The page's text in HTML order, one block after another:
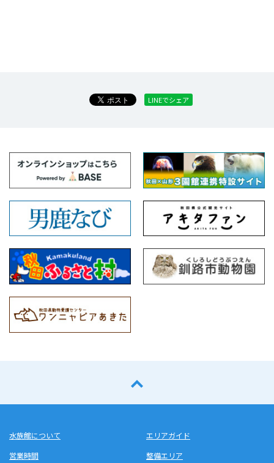
LINEでシェア
水族館について
営業時間
エリアガイド
整備エリア